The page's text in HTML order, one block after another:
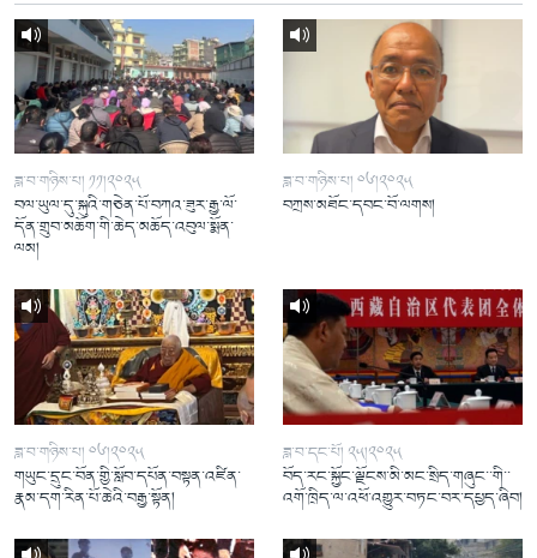
ཟླ་བ་གཉིས་པ། ༡༡།༢༠༢༥
བལ་ཡུལ་དུ་སྐུའི་གཅེན་པོ་བཀའ་ཟུར་རྒྱ་ལོ་
དོན་གྲུབ་མཆོག་གི་ཆེད་མཆོད་འབུལ་སྨོན་
ལམ།
ཟླ་བ་གཉིས་པ། ༠༦།༢༠༢༥
བཀྲས་མཐོང་དབང་བོ་ལགས།
ཟླ་བ་གཉིས་པ། ༠༦།༢༠༢༥
གཡུང་དྲུང་བོན་གྱི་སློབ་དཔོན་བསྟན་འཛིན་
རྣམ་དག་རིན་པོ་ཆེའི་བརྒྱ་སྟོན།
ཟླ་བ་དང་པོ། ༢༥།༢༠༢༥
བོད་རང་སྐྱོང་ལྗོངས་མི་མང་སྲིད་གཞུང་་གི་་
འགོ་ཁྲིད་ལ་འཕོ་འགྱུར་བཏང་བར་དཔྱད་ཞིབ།